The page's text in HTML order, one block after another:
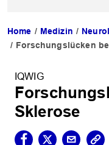
Home Medizin
Forschungslücken
IQWIG
Sklerose